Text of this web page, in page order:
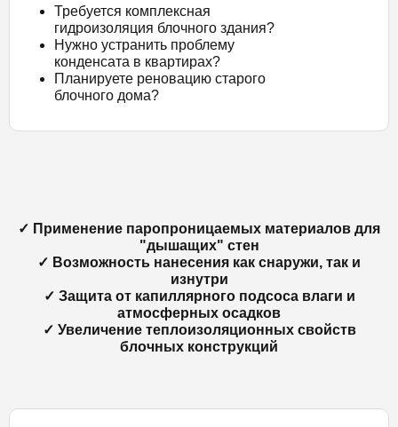
Требуется комплексная
гидроизоляция блочного здания?
Нужно устранить проблему
конденсата в квартирах?
Планируете реновацию старого
блочного дома?
✓ Применение паропроницаемых материалов для
"дышащих" стен
✓ Возможность нанесения как снаружи, так и
изнутри
✓ Защита от капиллярного подсоса влаги и
атмосферных осадков
✓ Увеличение теплоизоляционных свойств
блочных конструкций